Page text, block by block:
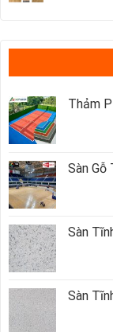
Thảm
Sàn Gỗ
Sàn
Sàn